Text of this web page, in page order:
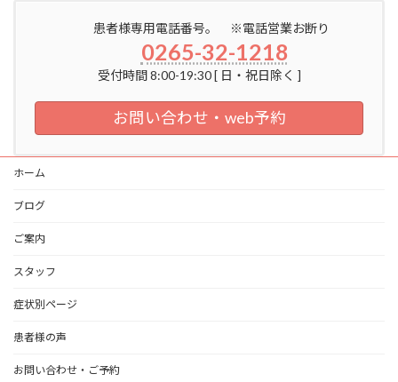
患者様専用電話番号。 ※電話営業お断り
0265-32-1218
受付時間 8:00-19:30 [ 日・祝日除く ]
お問い合わせ・web予約
ホーム
ブログ
ご案内
スタッフ
症状別ページ
患者様の声
お問い合わせ・ご予約